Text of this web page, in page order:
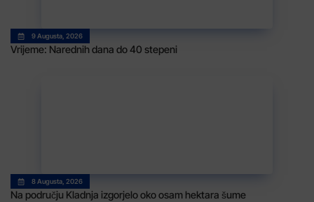
9 Augusta, 2026
Vrijeme: Narednih dana do 40 stepeni
8 Augusta, 2026
Na području Kladnja izgorjelo oko osam hektara šume